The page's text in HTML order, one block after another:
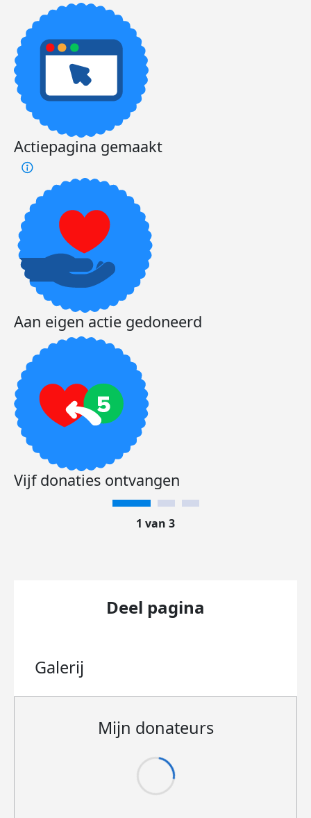
Actiepagina gemaakt
Aan eigen actie gedoneerd
Vijf donaties ontvangen
1 van 3
Deel pagina
Galerij
Mijn donateurs